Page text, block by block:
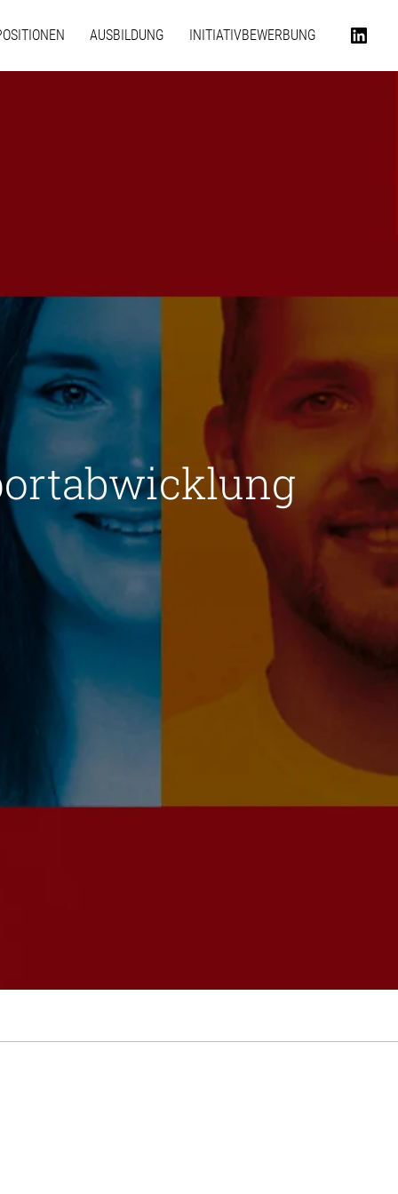
AUSBILDUNG INITIATIVBEWERBUNG